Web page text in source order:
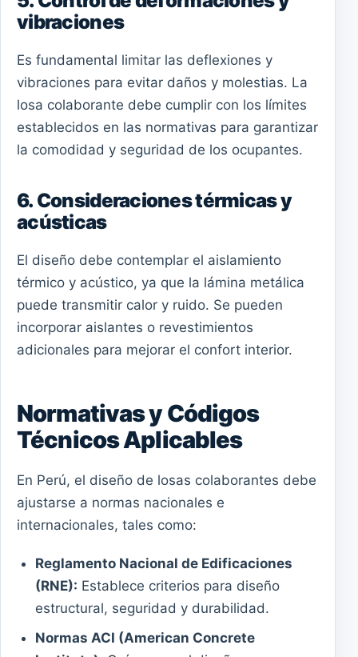
vibraciones
Es fundamental limitar las deflexiones y
vibraciones para evitar daños y molestias. La
losa colaborante debe cumplir con los límites
establecidos en las normativas para garantizar
la comodidad y seguridad de los ocupantes.
6. Consideraciones térmicas y
acústicas
El diseño debe contemplar el aislamiento
térmico y acústico, ya que la lámina metálica
puede transmitir calor y ruido. Se pueden
incorporar aislantes o revestimientos
adicionales para mejorar el confort interior.
Normativas y Códigos
Técnicos Aplicables
En Perú, el diseño de losas colaborantes debe
ajustarse a normas nacionales e
internacionales, tales como:
Reglamento Nacional de Edificaciones
(RNE): Establece criterios para diseño
estructural, seguridad y durabilidad.
Normas ACI (American Concrete